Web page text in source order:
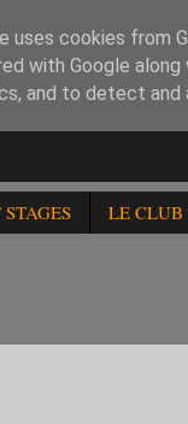
LE CLUB
uses cookies from
with Google
and to detect and